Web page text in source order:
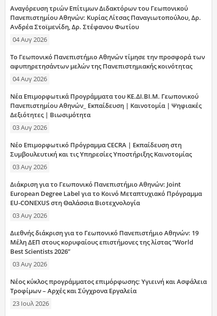
Αναγόρευση τριών Επίτιμων Διδακτόρων του Γεωπονικού
Πανεπιστημίου Αθηνών: Κυρίας Λίτσας Παναγιωτοπούλου, Δρ.
Ανδρέα Στοϊμενίδη, Δρ. Στέφανου Φωτίου
04 Αυγ 2026
Το Γεωπονικό Πανεπιστήμιο Αθηνών τίμησε την προσφορά των
αφυπηρετησάντων μελών της Πανεπιστημιακής κοινότητας
04 Αυγ 2026
Νέα Επιμορφωτικά Προγράμματα του ΚΕ.ΔΙ.ΒΙ.Μ. Γεωπονικού
Πανεπιστημίου Αθηνών_ Εκπαίδευση | Καινοτομία | Ψηφιακές
Δεξιότητες | Βιωσιμότητα
03 Αυγ 2026
Νέο Επιμορφωτικό Πρόγραμμα CECRA | Εκπαίδευση στη
Συμβουλευτική και τις Υπηρεσίες Υποστήριξης Καινοτομίας
03 Αυγ 2026
Διάκριση για το Γεωπονικό Πανεπιστήμιο Αθηνών: Joint
European Degree Label για το Κοινό Μεταπτυχιακό Πρόγραμμα
EU-CONEXUS στη Θαλάσσια Βιοτεχνολογία
03 Αυγ 2026
Διεθνής διάκριση για το Γεωπονικό Πανεπιστήμιο Αθηνών: 19
Μέλη ΔΕΠ στους κορυφαίους επιστήμονες της λίστας “World
Best Scientists 2026”
03 Αυγ 2026
Νέος κύκλος προγράμματος επιμόρφωσης: Υγιεινή και Ασφάλεια
Τροφίμων – Αρχές και Σύγχρονα Εργαλεία
23 Ιουλ 2026